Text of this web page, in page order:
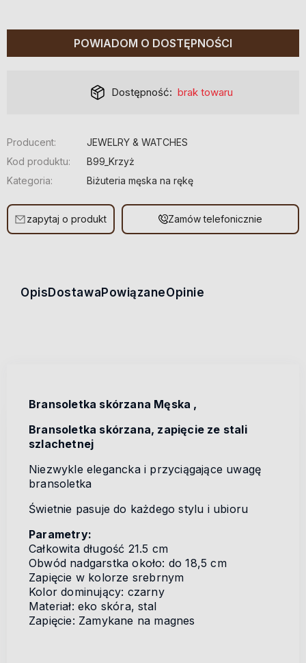
POWIADOM O DOSTĘPNOŚCI
Dostępność: brak towaru
Producent:
JEWELRY & WATCHES
Kod produktu:
B99_Krzyż
Kategoria:
Biżuteria męska na rękę
zapytaj o produkt Zamów telefonicznie
Opis Dostawa PowiązaneOpinie
Bransoletka skórzana Męska ,
Bransoletka skórzana, zapięcie ze stali
szlachetnej
Niezwykle elegancka i przyciągające uwagę
bransoletka
Świetnie pasuje do każdego stylu i ubioru
Parametry:
Całkowita długość 21.5 cm
Obwód nadgarstka około: do 18,5 cm
Zapięcie w kolorze srebrnym
Kolor dominujący: czarny
Materiał: eko skóra, stal
Zapięcie: Zamykane na magnes